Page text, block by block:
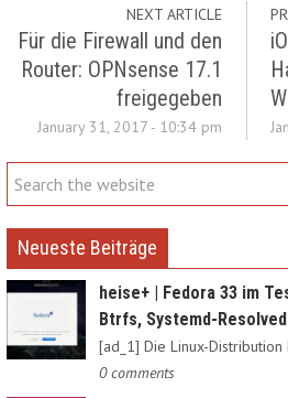
NEXT ARTICLE
Für die Firewall und den
Router: OPNsense 17.1
freigegeben
January 31, 2017 - 10:34 pm
Neueste Beiträge
heise+ | Fedora 33 im
Btrfs, Systemd-Resolved
0 comments